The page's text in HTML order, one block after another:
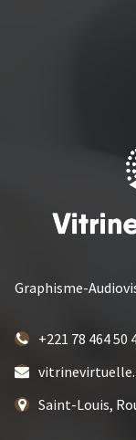
Graphisme-
+221 78 464 50
Saint-Louis,